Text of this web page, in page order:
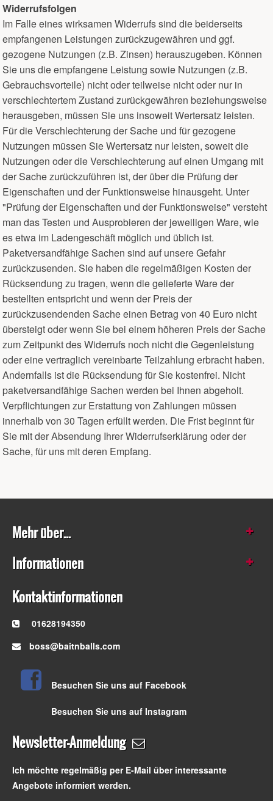
Widerrufsfolgen
Im Falle eines wirksamen Widerrufs sind die beiderseits
empfangenen Leistungen zurückzugewähren und ggf.
gezogene Nutzungen (z.B. Zinsen) herauszugeben. Können
Sie uns die empfangene Leistung sowie Nutzungen (z.B.
Gebrauchsvorteile) nicht oder teilweise nicht oder nur in
verschlechtertem Zustand zurückgewähren beziehungsweise
herausgeben, müssen Sie uns insoweit Wertersatz leisten.
Für die Verschlechterung der Sache und für gezogene
Nutzungen müssen Sie Wertersatz nur leisten, soweit die
Nutzungen oder die Verschlechterung auf einen Umgang mit
der Sache zurückzuführen ist, der über die Prüfung der
Eigenschaften und der Funktionsweise hinausgeht. Unter
"Prüfung der Eigenschaften und der Funktionsweise" versteht
man das Testen und Ausprobieren der jeweiligen Ware, wie
es etwa im Ladengeschäft möglich und üblich ist.
Paketversandfähige Sachen sind auf unsere Gefahr
zurückzusenden. Sie haben die regelmäßigen Kosten der
Rücksendung zu tragen, wenn die gelieferte Ware der
bestellten entspricht und wenn der Preis der
zurückzusendenden Sache einen Betrag von 40 Euro nicht
übersteigt oder wenn Sie bei einem höheren Preis der Sache
zum Zeitpunkt des Widerrufs noch nicht die Gegenleistung
oder eine vertraglich vereinbarte Teilzahlung erbracht haben.
Andernfalls ist die Rücksendung für Sie kostenfrei. Nicht
paketversandfähige Sachen werden bei Ihnen abgeholt.
Verpflichtungen zur Erstattung von Zahlungen müssen
innerhalb von 30 Tagen erfüllt werden. Die Frist beginnt für
Sie mit der Absendung Ihrer Widerrufserklärung oder der
Sache, für uns mit deren Empfang.
Mehr über...
Informationen
Kontaktinformationen
01628194350
boss@baitnballs.com
Besuchen Sie uns auf Facebook
Besuchen Sie uns auf Instagram
Newsletter-Anmeldung
Ich möchte regelmäßig per E-Mail über interessante
Angebote informiert werden.